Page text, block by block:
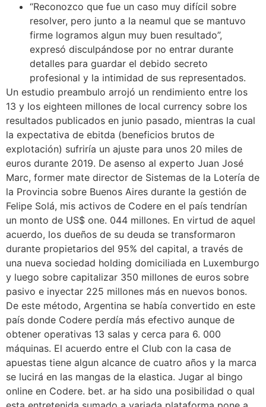
“Reconozco que fue un caso muy difícil sobre
resolver, pero junto a la neamul que se mantuvo
firme logramos algun muy buen resultado”,
expresó disculpándose por no entrar durante
detalles para guardar el debido secreto
profesional y la intimidad de sus representados.
Un estudio preambulo arrojó un rendimiento entre los
13 y los eighteen millones de local currency sobre los
resultados publicados en junio pasado, mientras la cual
la expectativa de ebitda (beneficios brutos de
explotación) sufriría un ajuste para unos 20 miles de
euros durante 2019. De asenso al experto Juan José
Marc, former mate director de Sistemas de la Lotería de
la Provincia sobre Buenos Aires durante la gestión de
Felipe Solá, mis activos de Codere en el país tendrían
un monto de US$ one. 044 millones. En virtud de aquel
acuerdo, los dueños de su deuda se transformaron
durante propietarios del 95% del capital, a través de
una nueva sociedad holding domiciliada en Luxemburgo
y luego sobre capitalizar 350 millones de euros sobre
pasivo e inyectar 225 millones más en nuevos bonos.
De este método, Argentina se había convertido en este
país donde Codere perdía más efectivo aunque de
obtener operativas 13 salas y cerca para 6. 000
máquinas. El acuerdo entre el Club con la casa de
apuestas tiene algun alcance de cuatro años y la marca
se lucirá en las mangas de la elastica. Jugar al bingo
online en Codere. bet. ar ha sido una posibilidad o qual